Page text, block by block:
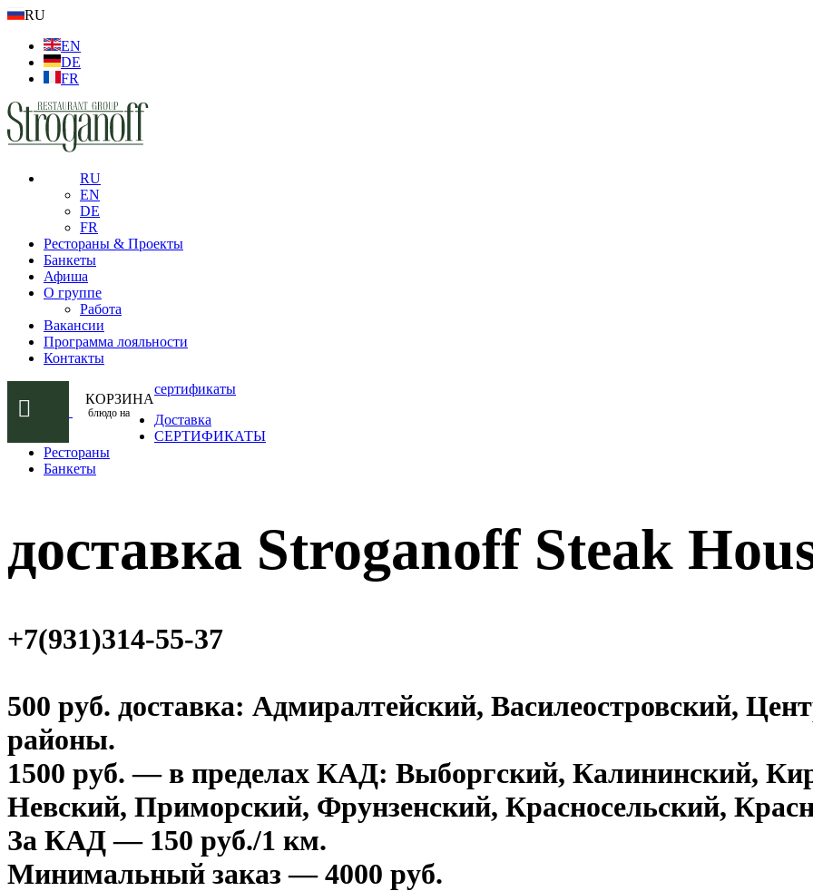
RU
EN
DE
FR
RU
EN
DE
FR
Рестораны & Проекты
Банкеты
Афиша
О группе
Работа
Вакансии
Программа лояльности
Контакты
КОРЗИНА
блюдо на
сертификаты
Доставка
СЕРТИФИКАТЫ
Рестораны
Банкеты
доставка Stroganoff Steak
+7(931)314-55-37
500 руб. доставка: Адмиралтейский, Василеостровский,
районы.
1500 руб. — в пределах КАД: Выборгский, Калининский,
Невский, Приморский, Фрунзенский, Красносельский,
За КАД — 150 руб./1 км.
Минимальный заказ — 4000 руб.